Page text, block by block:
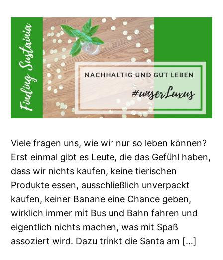
Viele fragen uns, wie wir nur so leben können?
Erst einmal gibt es Leute, die das Gefühl haben,
dass wir nichts kaufen, keine tierischen
Produkte essen, ausschließlich unverpackt
kaufen, keiner Banane eine Chance geben,
wirklich immer mit Bus und Bahn fahren und
eigentlich nichts machen, was mit Spaß
assoziert wird. Dazu trinkt die Santa am […]